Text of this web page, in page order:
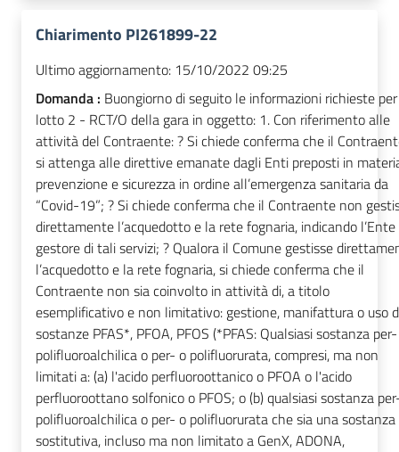
Chiarimento PI261899-22
Ultimo aggiornamento: 15/10/2022 09:25
Domanda : Buongiorno di seguito le informazioni richieste
lotto 2 - RCT/O della gara in oggetto: 1. Con riferimento alle
attività del Contraente: ? Si chiede conferma che il
si attenga alle direttive emanate dagli Enti preposti in
prevenzione e sicurezza in ordine all’emergenza sanitaria da
“Covid-19”; ? Si chiede conferma che il Contraente non
direttamente l’acquedotto e la rete fognaria, indicando l’Ente
gestore di tali servizi; ? Qualora il Comune gestisse
l’acquedotto e la rete fognaria, si chiede conferma che il
Contraente non sia coinvolto in attività di, a titolo
esemplificativo e non limitativo: gestione, manifattura o uso
sostanze PFAS*, PFOA, PFOS (*PFAS: Qualsiasi sostanza
polifluoroalchilica o per- o polifluorurata, compresi, ma non
limitati a: (a) l'acido perfluoroottanico o PFOA o l'acido
perfluoroottano solfonico o PFOS; o (b) qualsiasi sostanza
polifluoroalchilica o per- o polifluorurata che sia una sostanza
sostitutiva, incluso ma non limitato a GenX, ADONA,